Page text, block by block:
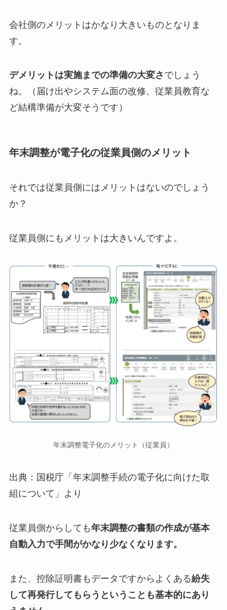
会社側のメリットはかなり大きいものとなりま
す。
デメリットは実施までの準備の大変さ でしょう
ね。（届け出やシステム面の改修、従業員教育な
ど結構準備が大変そうです）
年末調整が電子化の従業員側のメリット
それでは従業員側にはメリットはないのでしょう
か？
従業員側にもメリットは大きいんですよ。
年末調整電子化のメリット（従業員）
出典：国税庁「年末調整手続の電子化に向けた取
組について」より
従業員側からしても年末調整の書類の作成が基本
自動入力で手間がかなり少なくなります。
また、控除証明書もデータですからよくある紛失
して再発行してもらうということも基本的にあり